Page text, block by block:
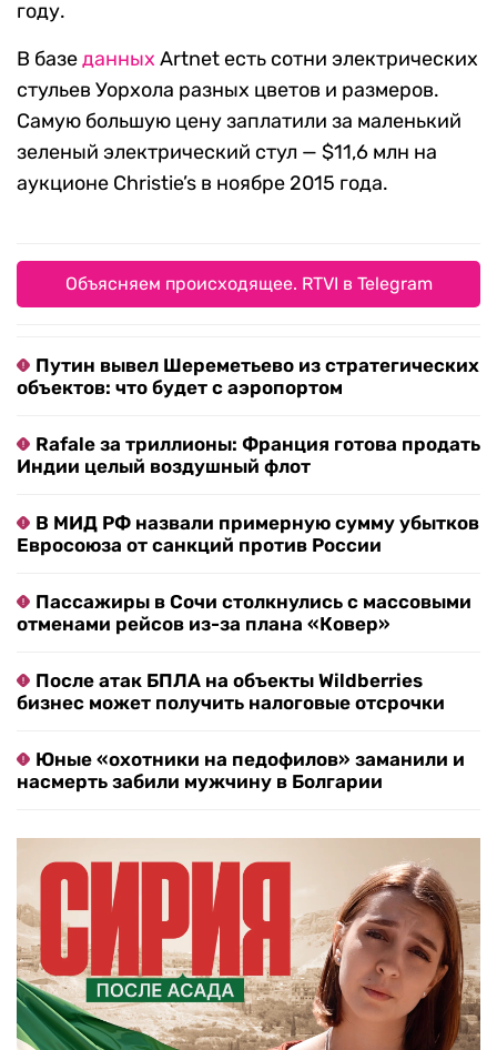
году.
В базеданных Artnet есть сотни электрических
стульев Уорхола разных цветов и размеров.
Самую большую цену заплатили за маленький
зеленый электрический стул — $11,6 млн на
аукционе Christie’s в ноябре 2015 года.
Объясняем происходящее. RTVI в Telegram
Путин вывел Шереметьево из стратегических
объектов: что будет с аэропортом
Rafale за триллионы: Франция готова продать
Индии целый воздушный флот
В МИД РФ назвали примерную сумму убытков
Евросоюза от санкций против России
Пассажиры в Сочи столкнулись с массовыми
отменами рейсов из-за плана «Ковер»
После атак БПЛА на объекты Wildberries
бизнес может получить налоговые отсрочки
Юные «охотники на педофилов» заманили и
насмерть забили мужчину в Болгарии